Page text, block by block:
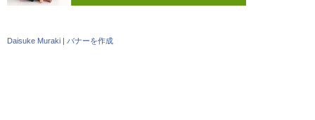
Daisuke Muraki バナーを作成